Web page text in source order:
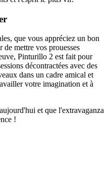
que vous appréciez un bon
mettre vos prouesses
Pinturillo 2 est fait pour
décontractées avec des
dans un cadre amical et
votre imagination et à
et que l'extravaganza
!